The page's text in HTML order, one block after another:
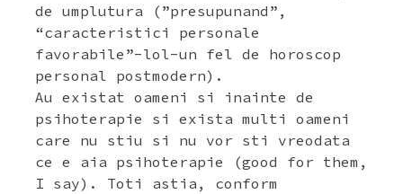
de umplutura (”presupunand”,
“caracteristici personale
favorabile”-lol-un fel de horoscop
personal postmodern).
Au existat oameni si inainte de
psihoterapie si exista multi oameni
care nu stiu si nu vor sti vreodata
ce e aia psihoterapie (good for them,
I say). Toti astia, conform